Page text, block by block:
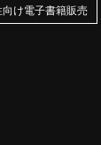
向け電子書籍販売